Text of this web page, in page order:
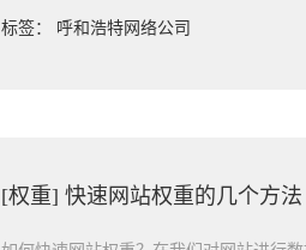
标签： 呼和浩特网络公司
[权重] 快速网站权重的几个方法